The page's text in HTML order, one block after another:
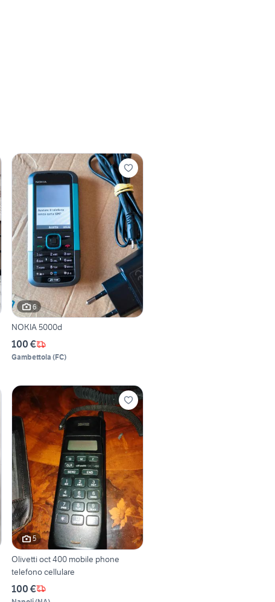
6
NOKIA 5000d
100 €
Gambettola (FC)
5
Olivetti oct 400 mobile phone
telefono cellulare
100 €